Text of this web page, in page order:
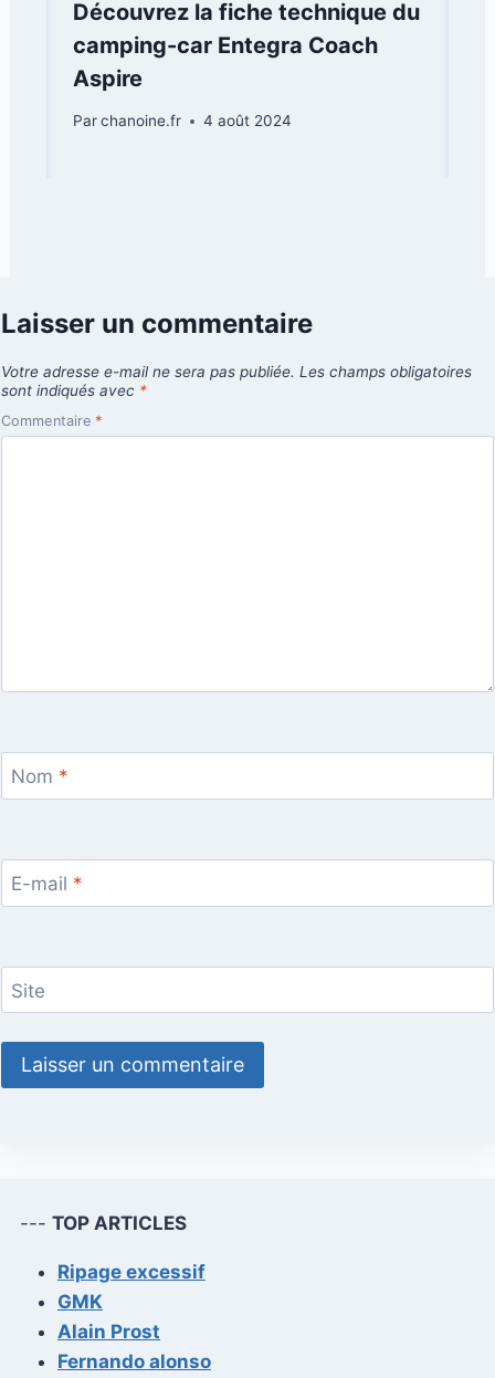
Découvrez la fiche technique du
camping-car Entegra Coach
Aspire
Parchanoine.fr 4 août 2024
Laisser un commentaire
Votre adresse e-mail ne sera pas publiée. Les champs obligatoires
sont indiqués avec *
Commentaire *
Nom *
E-mail *
Site
--- TOP ARTICLES
Ripage excessif
GMK
Alain Prost
Fernando alonso